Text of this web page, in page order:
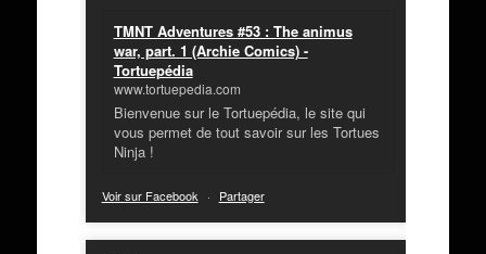
TMNT Adventures #53 : The animus
war, part. 1 (Archie Comics) -
Tortuepédia
www.tortuepedia.com
Bienvenue sur le Tortuepédia, le site qui
vous permet de tout savoir sur les Tortues
Ninja !
Voir sur Facebook · Partager